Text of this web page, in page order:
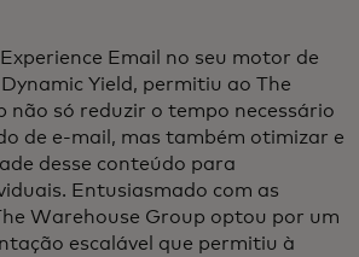
Email no seu motor de
Yield, permitiu ao The
não só reduzir o tempo necessário
de e-mail, mas também otimizar e
desse conteúdo para
Entusiasmado com as
Warehouse Group optou por um
escalável que permitiu à